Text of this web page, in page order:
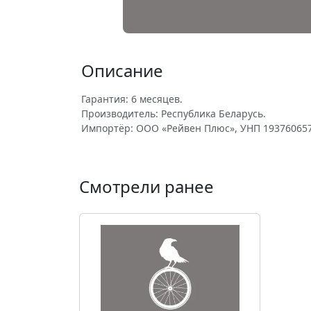
Описание
Гарантия: 6 месяцев.
Производитель: Республика Беларусь.
Импортёр: ООО «Рейвен Плюс», УНП
Смотрели ранее